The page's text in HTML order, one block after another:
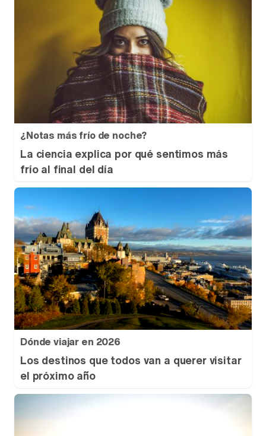
¿Notas más frío de noche?
La ciencia explica por qué sentimos más
frío al final del día
Dónde viajar en 2026
Los destinos que todos van a querer visitar
el próximo año